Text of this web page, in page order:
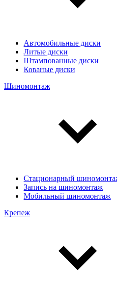
Автомобильные диски
Литые диски
Штампованные диски
Кованые диски
Шиномонтаж
Стационарный
Запись на шиномонтаж
Мобильный шиномонтаж
Крепеж